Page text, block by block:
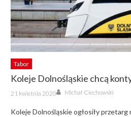
Tabor
Koleje Dolnośląskie chcą
Posted
on
21 kwietnia 2020 Author
Michał Ciechowski
Koleje Dolnośląskie ogłosiły